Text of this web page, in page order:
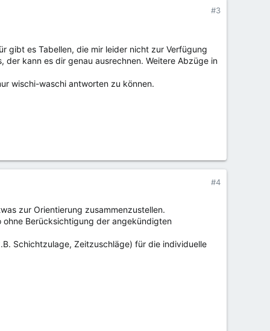
#3
gibt es Tabellen, die mir leider nicht zur Verfügung
kann es dir genau ausrechnen. Weitere Abzüge in
wischi-waschi antworten zu können.
#4
zur Orientierung zusammenzustellen.
ohne Berücksichtigung der angekündigten
Schichtzulage, Zeitzuschläge) für die individuelle